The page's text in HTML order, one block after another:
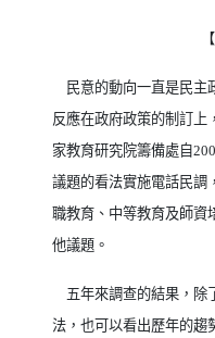
民意的動向一直是民主
反應在政府政策的制訂上
家教育研究院籌備處自
議題的看法實施電話民調
職教育、中等教育及師資
他議題。
五年來調查的結果，除
法，也可以看出歷年的趨